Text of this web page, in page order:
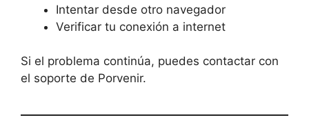
Intentar desde otro navegador
Verificar tu conexión a internet
Si el problema continúa, puedes contactar con
el soporte de Porvenir.